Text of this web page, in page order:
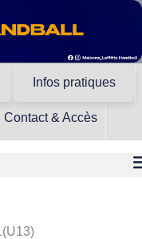
Infos pratiques
Contact & Accès